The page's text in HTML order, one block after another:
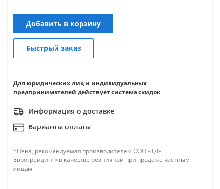
Добавить в корзину
Быстрый заказ
Для юридических лиц и индивидуальных
предпринимателей действует система скидок
Информация о доставке
Варианты оплаты
*Цена, рекомендуемая производителем ООО «ТД»
Евротрейдинг» в качестве розничной при продаже частным
лицам